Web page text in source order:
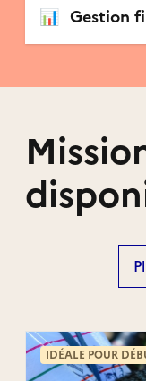
📊 Gestion
IDÉALE POUR